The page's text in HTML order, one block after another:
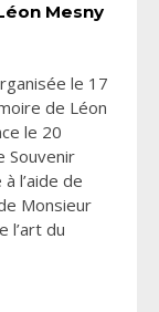
Mesny
le 17
de Léon
le 20
Souvenir
l’aide de
Monsieur
l’art du